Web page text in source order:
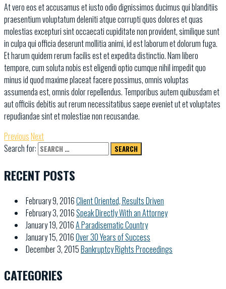
At vero eos et accusamus et iusto odio dignissimos ducimus qui blanditiis
praesentium voluptatum deleniti atque corrupti quos dolores et quas
molestias excepturi sint occaecati cupiditate non provident, similique sunt
in culpa qui officia deserunt mollitia animi, id est laborum et dolorum fuga.
Et harum quidem rerum facilis est et expedita distinctio. Nam libero
tempore, cum soluta nobis est eligendi optio cumque nihil impedit quo
minus id quod maxime placeat facere possimus, omnis voluptas
assumenda est, omnis dolor repellendus. Temporibus autem quibusdam et
aut officiis debitis aut rerum necessitatibus saepe eveniet ut et voluptates
repudiandae sint et molestiae non recusandae.
PreviousNext
Search for:
RECENT POSTS
February 9, 2016Client Oriented, Results Driven
February 3, 2016Speak Directly With an Attorney
January 19, 2016A Paradisematic Country
January 15, 2016Over 30 Years of Success
December 3, 2015Bankruptcy Rights Proceedings
CATEGORIES